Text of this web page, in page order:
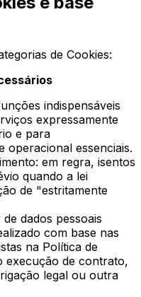
de Cookies:
indispensáveis
expressamente
e para
operacional essenciais.
em regra, isentos
quando a lei
de "estritamente
dados pessoais
com base nas
na Política de
execução de contrato,
legal ou outra